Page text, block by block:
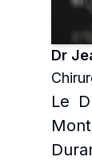
Dr
Le